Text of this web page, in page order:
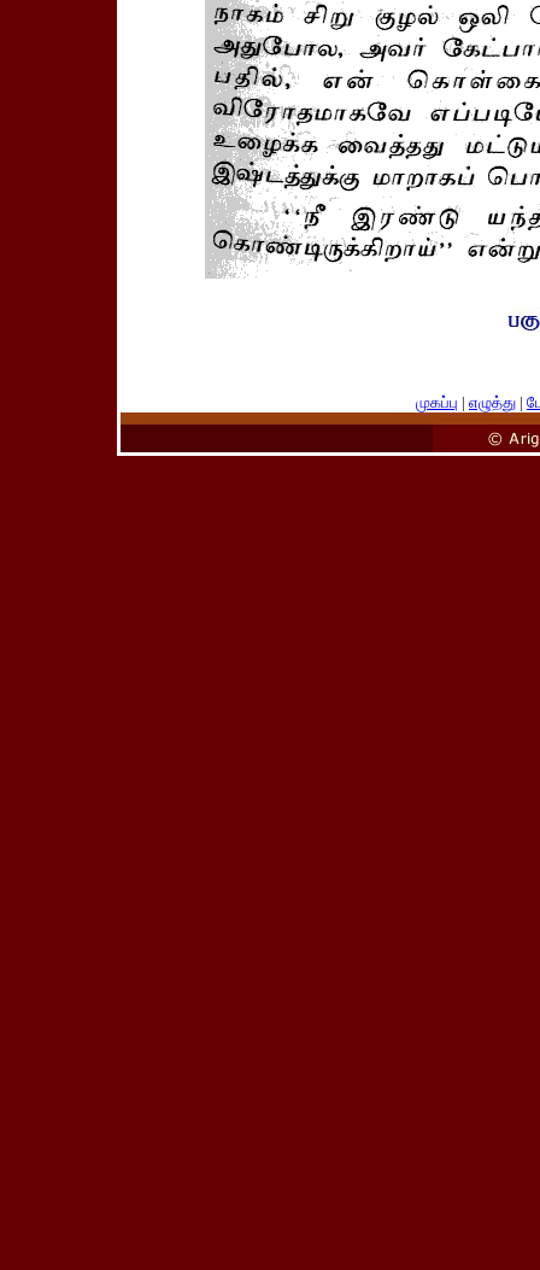
முகப்பு | எழுத்து |